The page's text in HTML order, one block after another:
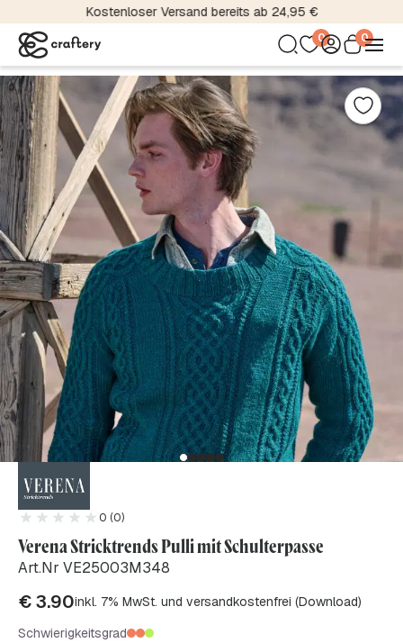
Kostenloser Versand bereits ab 24,95 €
0 0
0 (0)
Verena Stricktrends Pulli mit Schulterpasse
Art.Nr VE25003M348
€3.90inkl. 7% MwSt. und versandkostenfrei (Download)
Schwierigkeitsgrad